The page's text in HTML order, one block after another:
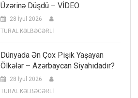
Üzərinə Düşdü – VİDEO
28 İyul 2026
TURAL KƏLBƏCƏRLİ
Dünyada Ən Çox Pişik Yaşayan
Ölkələr – Azərbaycan Siyahıdadır?
28 İyul 2026
TURAL KƏLBƏCƏRLİ